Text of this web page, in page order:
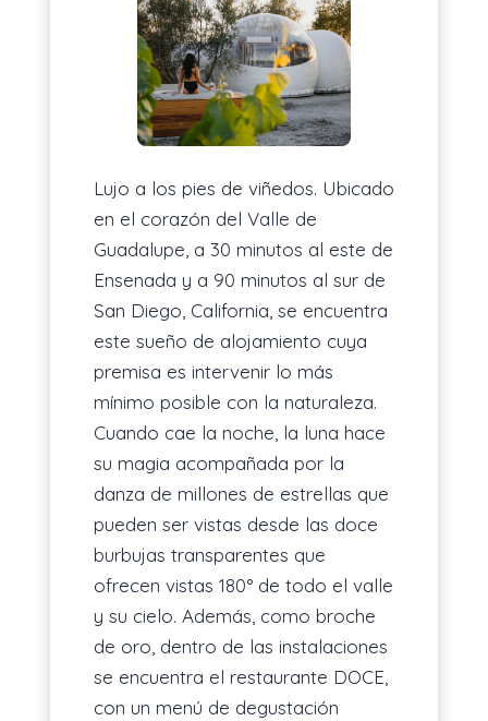
Lujo a los pies de viñedos. Ubicado
en el corazón del Valle de
Guadalupe, a 30 minutos al este de
Ensenada y a 90 minutos al sur de
San Diego, California, se encuentra
este sueño de alojamiento cuya
premisa es intervenir lo más
mínimo posible con la naturaleza.
Cuando cae la noche, la luna hace
su magia acompañada por la
danza de millones de estrellas que
pueden ser vistas desde las doce
burbujas transparentes que
ofrecen vistas 180° de todo el valle
y su cielo. Además, como broche
de oro, dentro de las instalaciones
se encuentra el restaurante DOCE,
con un menú de degustación